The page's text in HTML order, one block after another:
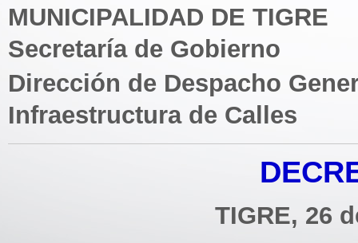
MUNICIPALIDAD DE TIGRE
Secretaría de Gobierno
Dirección de Despacho
Infraestructura de Calles
TIGRE, 26